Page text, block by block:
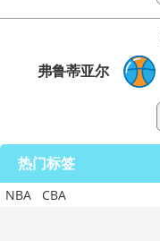
弗鲁蒂亚尔
热门标签
NBA CBA